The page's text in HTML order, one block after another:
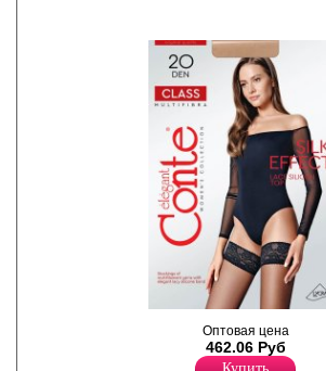
Тонкие чулки с кружевной
резинкой (9 см) на силиконе,
с мультифиброй; усиленный
Оптовая цена
462.06 Руб